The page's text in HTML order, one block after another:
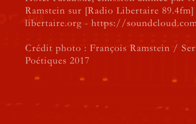
Ramstein sur [Radio Libertaire
libertaire.org - https://
Crédit photo : François Ramstein /
Poétiques 2017